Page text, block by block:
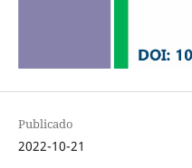
Publicado
2022-10-21